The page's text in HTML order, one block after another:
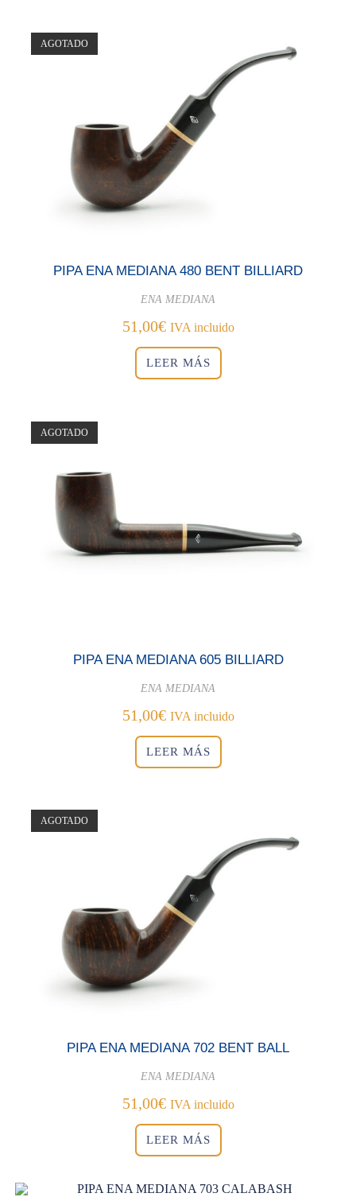
AGOTADO
PIPA ENA MEDIANA 480 BENT BILLIARD
ENA MEDIANA
51,00€ IVA incluido
LEER MÁS
AGOTADO
PIPA ENA MEDIANA 605 BILLIARD
ENA MEDIANA
51,00€ IVA incluido
LEER MÁS
AGOTADO
PIPA ENA MEDIANA 702 BENT BALL
ENA MEDIANA
51,00€ IVA incluido
LEER MÁS